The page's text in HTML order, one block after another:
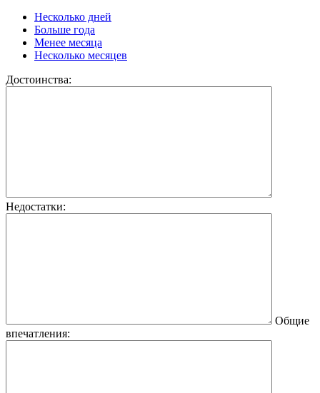
Несколько дней
Больше года
Менее месяца
Несколько месяцев
Достоинства:
Недостатки:
Общие
впечатления: